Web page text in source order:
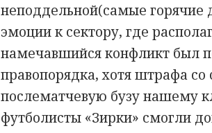
неподдельной(самые горячие
эмоции к сектору, где
намечавшийся конфликт был
правопорядка, хотя штрафа
послематчевую бузу нашему
футболисты «Зирки» смогли